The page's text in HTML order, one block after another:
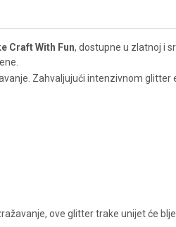
Craft With Fun, dostupne u zlatnoj i
Zahvaljujući intenzivnom
ove glitter trake unijet će